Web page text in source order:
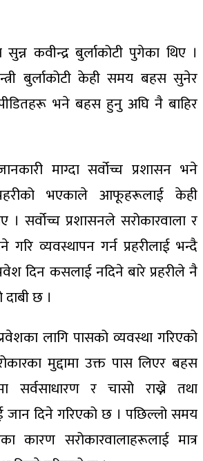
कवीन्द्र बुर्लाकोटी पुगेका थिए ।
बुर्लाकोटी केही समय बहस सुनेर
भने बहस हुनु अघि नै बाहिर
माग्दा सर्वोच्च प्रशासन भने
भएकाले आफूहरूलाई केही
। सर्वोच्च प्रशासनले सरोकारवाला र
व्यवस्थापन गर्न प्रहरीलाई भन्दै
दिन कसलाई नदिने बारे प्रहरीले नै
दाबी छ ।
लागि पासको व्यवस्था गरिएको
मुद्दामा उक्त पास लिएर बहस
सर्वसाधारण र चासो राख्ने तथा
जान दिने गरिएको छ । पछिल्लो समय
कारण सरोकारवालाहरूलाई मात्र